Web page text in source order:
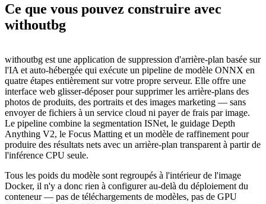
Ce que vous pouvez construire avec
withoutbg
withoutbg est une application de suppression d'arrière-plan basée sur
l'IA et auto-hébergée qui exécute un pipeline de modèle ONNX en
quatre étapes entièrement sur votre propre serveur. Elle offre une
interface web glisser-déposer pour supprimer les arrière-plans des
photos de produits, des portraits et des images marketing — sans
envoyer de fichiers à un service cloud ni payer de frais par image.
Le pipeline combine la segmentation ISNet, le guidage Depth
Anything V2, le Focus Matting et un modèle de raffinement pour
produire des résultats nets avec un arrière-plan transparent à partir de
l'inférence CPU seule.
Tous les poids du modèle sont regroupés à l'intérieur de l'image
Docker, il n'y a donc rien à configurer au-delà du déploiement du
conteneur — pas de téléchargements de modèles, pas de GPU